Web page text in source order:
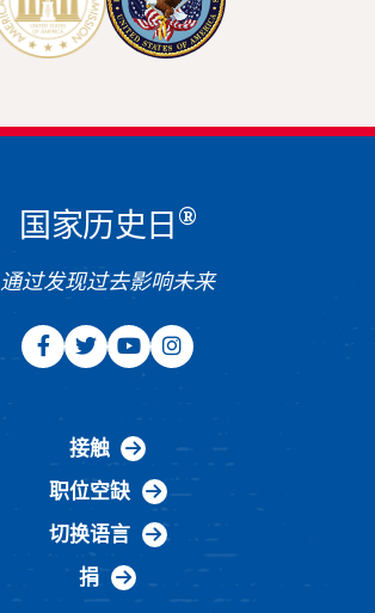
国家历史日 ®
通过发现过去影响未来
接触
职位空缺
切换语言
捐